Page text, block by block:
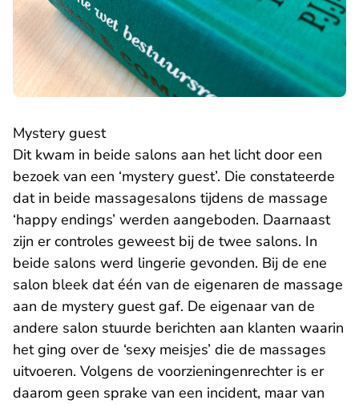
Mystery guest
Dit kwam in beide salons aan het licht door een
bezoek van een ‘mystery guest’. Die constateerde
dat in beide massagesalons tijdens de massage
‘happy endings’ werden aangeboden. Daarnaast
zijn er controles geweest bij de twee salons. In
beide salons werd lingerie gevonden. Bij de ene
salon bleek dat één van de eigenaren de massage
aan de mystery guest gaf. De eigenaar van de
andere salon stuurde berichten aan klanten waarin
het ging over de ‘sexy meisjes’ die de massages
uitvoeren. Volgens de voorzieningenrechter is er
daarom geen sprake van een incident, maar van